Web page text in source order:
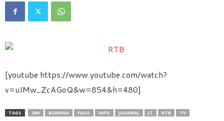
[youtube https://www.youtube.com/watch?
v=uIMw_ZcAGoQ&w=854&h=480]
TAGS 20H BURKINA FASO INFO JOURNAL JT RTB TV